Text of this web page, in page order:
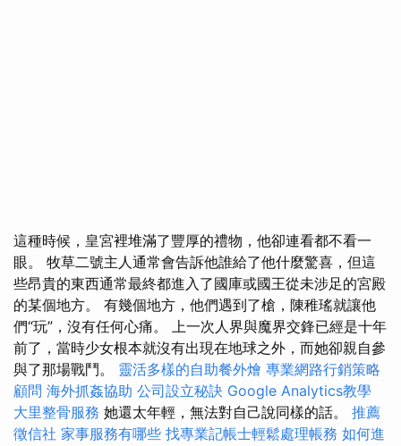
這種時候，皇宮裡堆滿了豐厚的禮物，他卻連看都不看一
眼。 牧草二號主人通常會告訴他誰給了他什麼驚喜，但這
些昂貴的東西通常最終都進入了國庫或國王從未涉足的宮殿
的某個地方。 有幾個地方，他們遇到了槍，陳稚瑤就讓他
們“玩”，沒有任何心痛。 上一次人界與魔界交鋒已經是十年
前了，當時少女根本就沒有出現在地球之外，而她卻親自參
與了那場戰鬥。 靈活多樣的自助餐外燴 專業網路行銷策略
顧問 海外抓姦協助 公司設立秘訣 Google Analytics教學
大里整骨服務 她還太年輕，無法對自己說同樣的話。 推薦
徵信社 家事服務有哪些 找專業記帳士輕鬆處理帳務 如何進